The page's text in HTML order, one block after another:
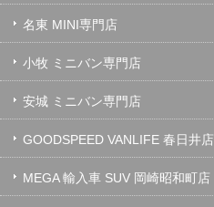
名東 MINI専門店
小牧 ミニバン専門店
安城 ミニバン専門店
GOODSPEED VANLIFE 春日井店
MEGA 輸入車 SUV 岡崎昭和町店